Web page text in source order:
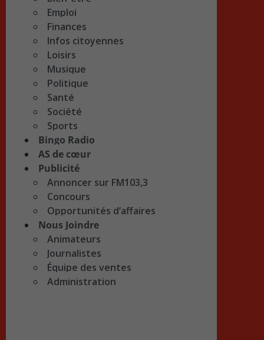
Emploi
Finances
Infos citoyennes
Loisirs
Musique
Politique
Santé
Société
Sports
Bingo Radio
AS de cœur
Publicité
Annoncer sur FM103,3
Concours
Opportunités d’affaires
Nous Joindre
Animateurs
Journalistes
Équipe des ventes
Administration